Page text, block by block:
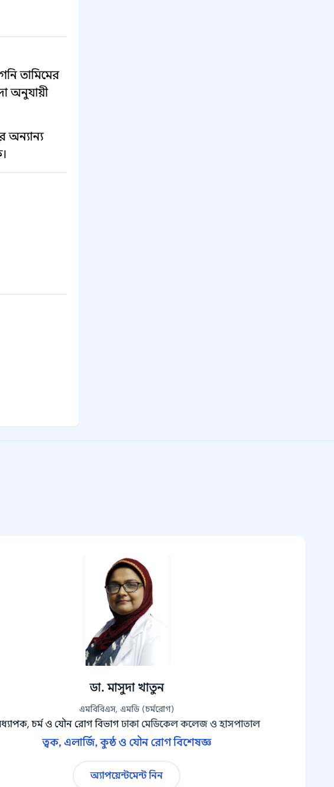
তামিমের
অনুযায়ী
অন্যান্য
ডা. মাসুদা খাতুন
এমবিবিএস, এমডি (চর্মরোগ)
চর্ম ও যৌন রোগ বিভাগঢাকা মেডিকেল কলেজ ও হাসপাতাল
ত্বক, এলার্জি, কুষ্ঠ ও যৌন রোগ বিশেষজ্ঞ
অ্যাপয়েন্টমেন্ট নিন